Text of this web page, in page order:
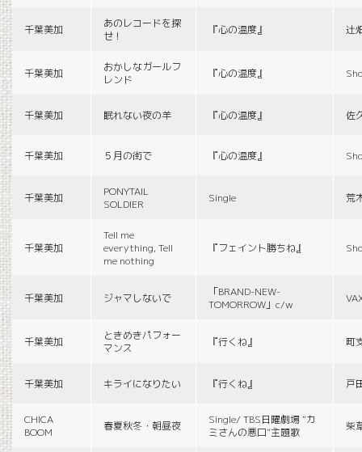
千葉美加
あのレコードを探
せ！
『心の温度』 辻
千葉美加
おかしなガールフ
レンド
『心の温度』
千葉美加 眠れない夜の羊 『心の温度』 佐
千葉美加 ５月の街で 『心の温度』
千葉美加
PONYTAIL
SOLDIER
Single 荒
千葉美加
Tell me
everything, Tell
me nothing
『フェイント勝ちね』
千葉美加 ジャマしないで
「BRAND-NEW-
TOMORROW」c/w
千葉美加
ときめきパフォー
マンス
『行くね』 町
千葉美加 キライになりたい 『行くね』 戸
CHICA
BOOM
春夏秋冬・朝昼夜
Single/ TBS日曜劇場 “カ
ミさんの悪口”主題歌
柴